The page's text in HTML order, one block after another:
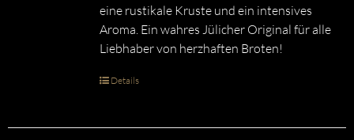
eine rustikale Kruste und ein intensives
Aroma. Ein wahres Jülicher Original für alle
Liebhaber von herzhaften Broten!
Details